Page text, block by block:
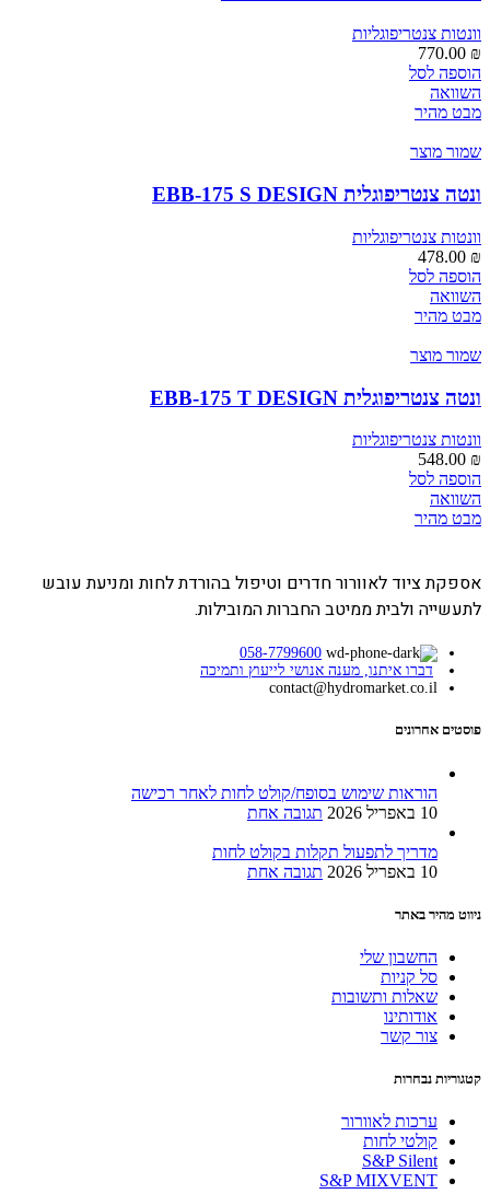
וונטות צנטריפוגליות
770.00 ₪
הוספה לסל
השוואה
מבט מהיר
שמור מוצר
ונטה צנטריפוגלית EBB-175 S DESIGN
וונטות צנטריפוגליות
478.00 ₪
הוספה לסל
השוואה
מבט מהיר
שמור מוצר
ונטה צנטריפוגלית EBB-175 T DESIGN
וונטות צנטריפוגליות
548.00 ₪
הוספה לסל
השוואה
מבט מהיר
אספקת ציוד לאוורור חדרים וטיפול בהורדת לחות ומניעת עובש
לתעשייה ולבית ממיטב החברות המובילות.
058-7799600
דברו איתנו, מענה אנושי לייעוץ ותמיכה
contact@hydromarket.co.il
פוסטים אחרונים
הוראות שימוש בסופח/קולט לחות לאחר רכישה
10 באפריל 2026
תגובה אחת
מדריך לתפעול תקלות בקולט לחות
10 באפריל 2026
תגובה אחת
ניווט מהיר באתר
החשבון שלי
סל קניות
שאלות ותשובות
אודותינו
צור קשר
קטגוריות נבחרות
ערכות לאוורור
קולטי לחות
S&P Silent
S&P MIXVENT